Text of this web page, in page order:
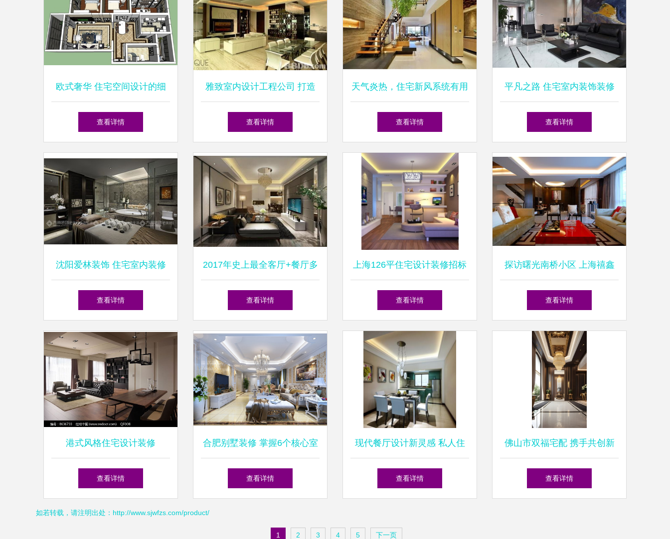
欧式奢华 住宅空间设计的细
节精粹
查看详情
雅致室内设计工程公司 打造
梦想住宅的专业服务
查看详情
天气炎热，住宅新风系统有用
吗？效果深度解析
查看详情
平凡之路 住宅室内装饰装修
的设计哲思——赋能生活之
查看详情
沈阳爱林装饰 住宅室内装修
工期详解
查看详情
2017年史上最全客厅+餐厅多
种风格室内装修效果图大全
装饰装修指南
查看详情
上海126平住宅设计装修招标
指南 从需求到落地的完美路
查看详情
探访曙光南桥小区 上海禧鑫
装饰的住宅精工之美
查看详情
港式风格住宅设计装修
查看详情
合肥别墅装修 掌握6个核心室
内设计色彩搭配技巧
查看详情
现代餐厅设计新灵感 私人住
宅吊顶与照片墙装修效果图集
查看详情
佛山市双福宅配 携手共创新
标，勇攀行业高峰，共筑百年
查看详情
如若转载，请注明出处：http://www.sjwfzs.com/product/
1 2 3 4 5 下一页